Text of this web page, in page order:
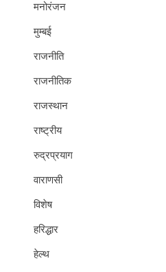
मनोरंजन
मुम्बई
राजनीति
राजनीतिक
राजस्थान
राष्ट्रीय
रुद्रप्रयाग
वाराणसी
विशेष
हरिद्धार
हेल्थ